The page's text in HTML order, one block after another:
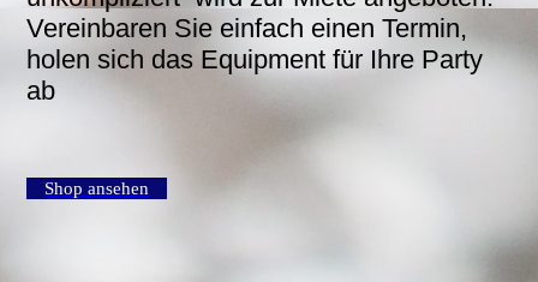
Vereinbaren Sie einfach einen Termin,
holen sich das Equipment für Ihre Party
ab
Shop ansehen